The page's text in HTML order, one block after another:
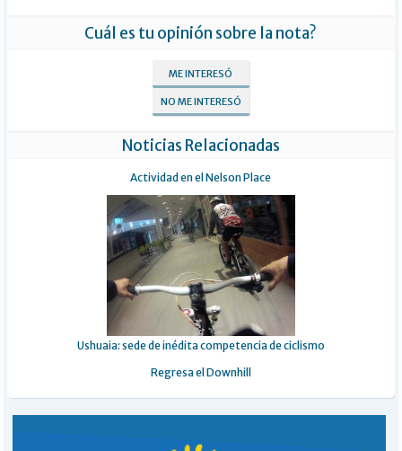
Cuál es tu opinión sobre la nota?
ME INTERESÓ
NO ME INTERESÓ
Noticias Relacionadas
Actividad en el Nelson Place
Ushuaia: sede de inédita competencia de ciclismo
Regresa el Downhill